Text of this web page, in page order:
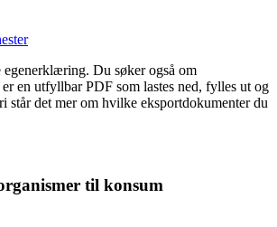
Du søker også om
en utfyllbar PDF som lastes ned, fylles ut og
står det mer om hvilke eksportdokumenter du
til konsum